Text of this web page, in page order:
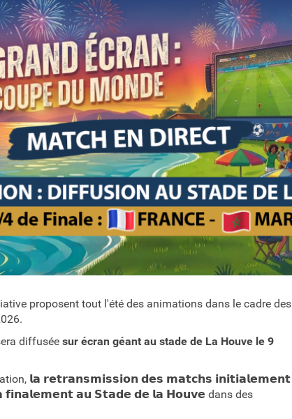
proposent tout l'été des animations dans le cadre des
diffusée sur écran géant au stade de La Houve le 9
𝗹𝗮 𝗿𝗲𝘁𝗿𝗮𝗻𝘀𝗺𝗶𝘀𝘀𝗶𝗼𝗻 𝗱𝗲𝘀 𝗺𝗮𝘁𝗰𝗵𝘀 𝗶𝗻𝗶𝘁𝗶𝗮𝗹𝗲𝗺𝗲𝗻𝘁
𝗮𝘂 𝗦𝘁𝗮𝗱𝗲 𝗱𝗲 𝗹𝗮 𝗛𝗼𝘂𝘃𝗲 dans des